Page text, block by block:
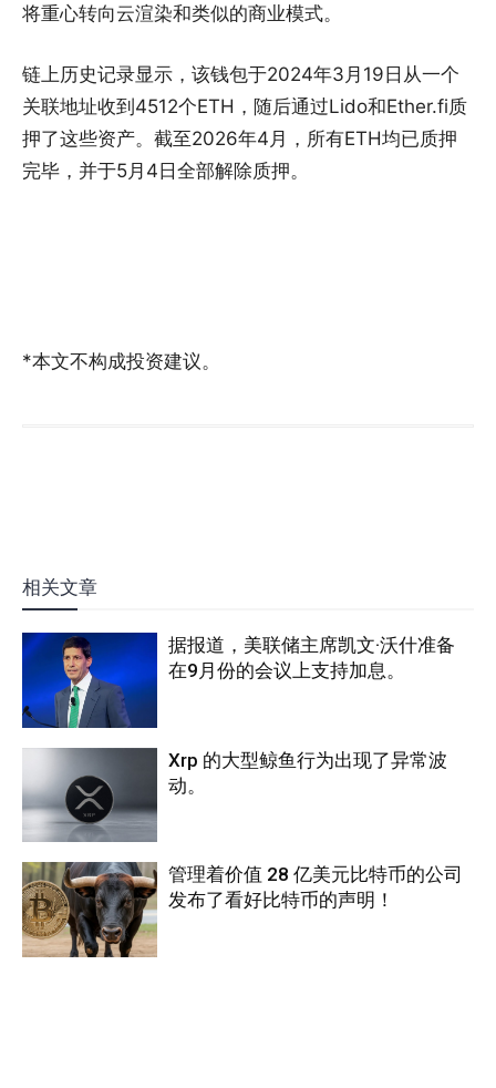
将重心转向云渲染和类似的商业模式。
链上历史记录显示，该钱包于2024年3月19日从一个
关联地址收到4512个ETH，随后通过Lido和Ether.fi质
押了这些资产。截至2026年4月，所有ETH均已质押
完毕，并于5月4日全部解除质押。
*本文不构成投资建议。
相关文章
据报道，美联储主席凯文·沃什准备
在9月份的会议上支持加息。
Xrp 的大型鲸鱼行为出现了异常波
动。
管理着价值 28 亿美元比特币的公司
发布了看好比特币的声明！